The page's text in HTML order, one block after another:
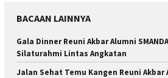
BACAAN LAINNYA
Gala Dinner Reuni Akbar Alumni
Silaturahmi Lintas Angkatan
Jalan Sehat Temu Kangen Reuni Akbar